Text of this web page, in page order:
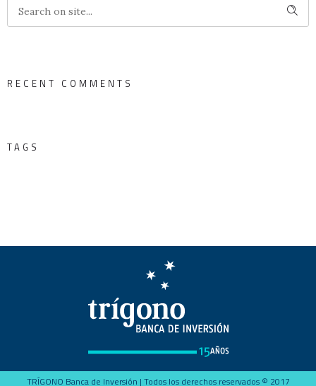
RECENT COMMENTS
TAGS
TRÍGONO Banca de Inversión | Todos los derechos reservados © 2017